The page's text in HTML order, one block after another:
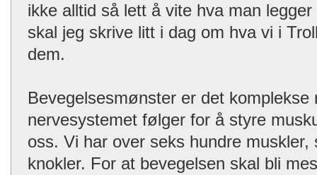
ikke alltid så lett å vite hva man
skal jeg skrive litt i dag om hva vi i
dem.
Bevegelsesmønster er det komplekse
nervesystemet følger for å styre
oss. Vi har over seks hundre
knokler. For at bevegelsen skal bli